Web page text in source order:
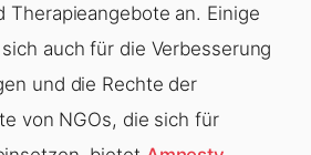
Therapieangebote an. Einige
auch für die Verbesserung
und die Rechte der
von NGOs, die sich für